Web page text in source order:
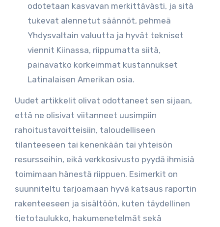
odotetaan kasvavan merkittävästi, ja sitä
tukevat alennetut säännöt, pehmeä
Yhdysvaltain valuutta ja hyvät tekniset
viennit Kiinassa, riippumatta siitä,
painavatko korkeimmat kustannukset
Latinalaisen Amerikan osia.
Uudet artikkelit olivat odottaneet sen sijaan,
että ne olisivat viitanneet uusimpiin
rahoitustavoitteisiin, taloudelliseen
tilanteeseen tai kenenkään tai yhteisön
resursseihin, eikä verkkosivusto pyydä ihmisiä
toimimaan hänestä riippuen. Esimerkit on
suunniteltu tarjoamaan hyvä katsaus raportin
rakenteeseen ja sisältöön, kuten täydellinen
tietotaulukko, hakumenetelmät sekä